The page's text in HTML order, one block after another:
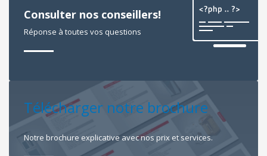
Consulter nos conseillers!
Réponse à toutes vos questions
Télécharger notre brochure
Notre brochure explicative avec nos prix et services.